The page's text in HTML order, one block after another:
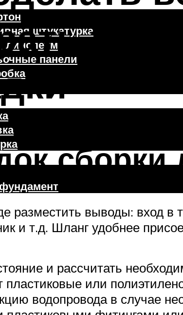
штукатурка
линолеум
панели
работы
сборки
разместить выводы: вход
и т.д. Шланг удобнее
и рассчитать
пластиковые или
водопровода в случае